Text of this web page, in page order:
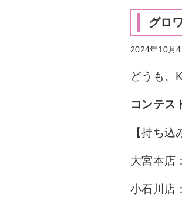
グロ
2024年10月4
どうも、
コンテス
【持ち込
大宮本店
小石川店